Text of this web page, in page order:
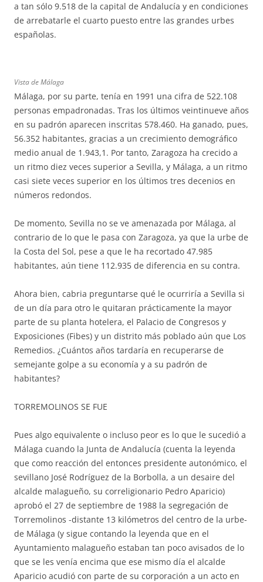
a tan sólo 9.518 de la capital de Andalucía y en condiciones
de arrebatarle el cuarto puesto entre las grandes urbes
españolas.
Vista de Málaga
Málaga, por su parte, tenía en 1991 una cifra de 522.108
personas empadronadas. Tras los últimos veintinueve años
en su padrón aparecen inscritas 578.460. Ha ganado, pues,
56.352 habitantes, gracias a un crecimiento demográfico
medio anual de 1.943,1. Por tanto, Zaragoza ha crecido a
un ritmo diez veces superior a Sevilla, y Málaga, a un ritmo
casi siete veces superior en los últimos tres decenios en
números redondos.
De momento, Sevilla no se ve amenazada por Málaga, al
contrario de lo que le pasa con Zaragoza, ya que la urbe de
la Costa del Sol, pese a que le ha recortado 47.985
habitantes, aún tiene 112.935 de diferencia en su contra.
Ahora bien, cabria preguntarse qué le ocurriría a Sevilla si
de un día para otro le quitaran prácticamente la mayor
parte de su planta hotelera, el Palacio de Congresos y
Exposiciones (Fibes) y un distrito más poblado aún que Los
Remedios. ¿Cuántos años tardaría en recuperarse de
semejante golpe a su economía y a su padrón de
habitantes?
TORREMOLINOS SE FUE
Pues algo equivalente o incluso peor es lo que le sucedió a
Málaga cuando la Junta de Andalucía (cuenta la leyenda
que como reacción del entonces presidente autonómico, el
sevillano José Rodríguez de la Borbolla, a un desaire del
alcalde malagueño, su correligionario Pedro Aparicio)
aprobó el 27 de septiembre de 1988 la segregación de
Torremolinos -distante 13 kilómetros del centro de la urbe-
de Málaga (y sigue contando la leyenda que en el
Ayuntamiento malagueño estaban tan poco avisados de lo
que se les venía encima que ese mismo día el alcalde
Aparicio acudió con parte de su corporación a un acto en